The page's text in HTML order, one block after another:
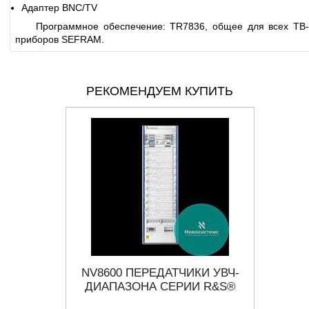
Адаптер BNC/TV
Программное обеспечение: TR7836, общее для всех ТВ-
приборов SEFRAM.
РЕКОМЕНДУЕМ КУПИТЬ
NV8600 ПЕРЕДАТЧИКИ УВЧ-
ДИАПАЗОНА СЕРИИ R&S®